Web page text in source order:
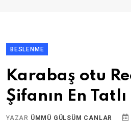
BESLENME
Karabaş otu
Şifanın En
YAZAR ÜMMÜ GÜLSÜM CANLAR